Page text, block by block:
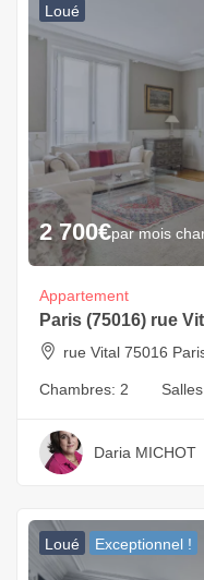
Loué
2 700€par mois
Appartement
Paris (75016) rue
rue Vital 75016
Chambres: 2
Daria MICHOT
Loué Exceptionnel !